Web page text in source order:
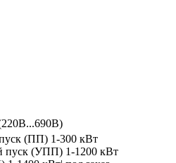
(ПП) 1-300 кВт
пуск (УПП) 1-1200 кВт